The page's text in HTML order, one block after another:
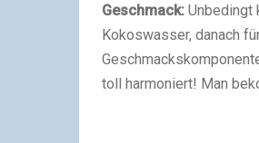
Geschmack: Unbedingt
Kokoswasser, danach
toll harmoniert! Man